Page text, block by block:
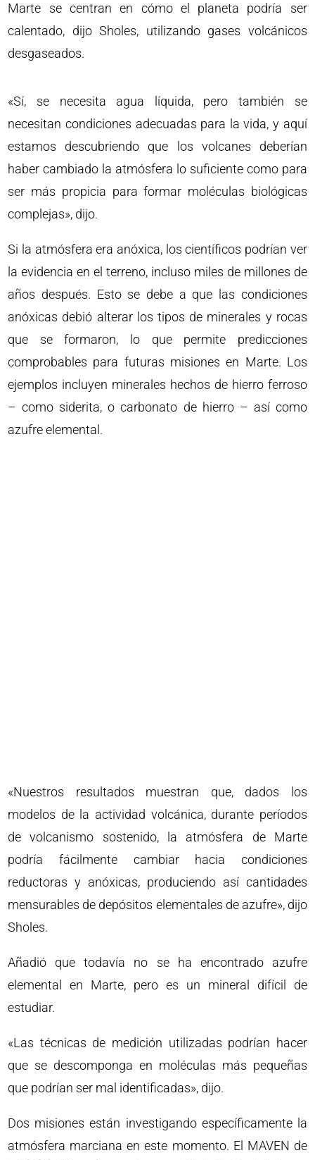
Marte se centran en cómo el planeta podría ser
calentado, dijo Sholes, utilizando gases volcánicos
desgaseados.
«Sí, se necesita agua líquida, pero también se
necesitan condiciones adecuadas para la vida, y aquí
estamos descubriendo que los volcanes deberían
haber cambiado la atmósfera lo suficiente como para
ser más propicia para formar moléculas biológicas
complejas», dijo.
Si la atmósfera era anóxica, los científicos podrían ver
la evidencia en el terreno, incluso miles de millones de
años después. Esto se debe a que las condiciones
anóxicas debió alterar los tipos de minerales y rocas
que se formaron, lo que permite predicciones
comprobables para futuras misiones en Marte. Los
ejemplos incluyen minerales hechos de hierro ferroso
– como siderita, o carbonato de hierro – así como
azufre elemental.
«Nuestros resultados muestran que, dados los
modelos de la actividad volcánica, durante períodos
de volcanismo sostenido, la atmósfera de Marte
podría fácilmente cambiar hacia condiciones
reductoras y anóxicas, produciendo así cantidades
mensurables de depósitos elementales de azufre», dijo
Sholes.
Añadió que todavía no se ha encontrado azufre
elemental en Marte, pero es un mineral difícil de
estudiar.
«Las técnicas de medición utilizadas podrían hacer
que se descomponga en moléculas más pequeñas
que podrían ser mal identificadas», dijo.
Dos misiones están investigando específicamente la
atmósfera marciana en este momento. El MAVEN de